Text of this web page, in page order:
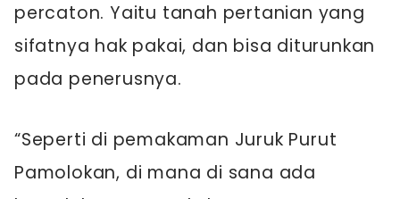
percaton. Yaitu tanah pertanian yang
sifatnya hak pakai, dan bisa diturunkan
pada penerusnya.
“Seperti di pemakaman Juruk Purut
Pamolokan, di mana di sana ada